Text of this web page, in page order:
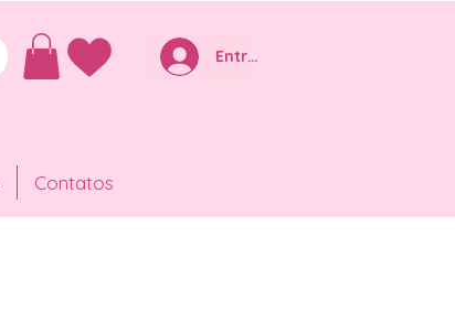
Entre ou Cadastre-se
Contatos